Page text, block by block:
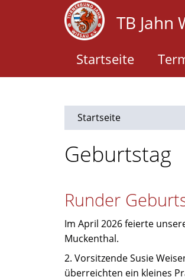
TB Jahn
Startseite
Startseite
Geburtstag
Runder
Im April 2026 feierte
Muckenthal.
2. Vorsitzende Susie
überreichten ein kleines